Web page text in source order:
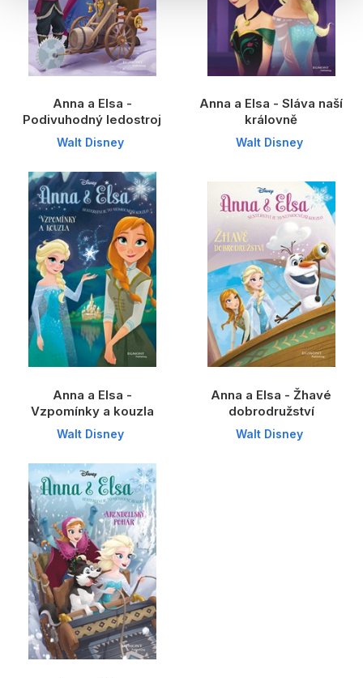
Anna a Elsa -
Podivuhodný ledostroj
Walt Disney
Anna a Elsa - Sláva naší
královně
Walt Disney
Anna a Elsa -
Vzpomínky a kouzla
Walt Disney
Anna a Elsa - Žhavé
dobrodružství
Walt Disney